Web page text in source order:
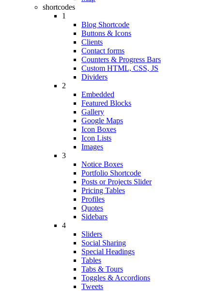
shortcodes
1
Blog Shortcode
Buttons & Icons
Clients
Contact forms
Counters & Progress Bars
Custom HTML, CSS, JS
Dividers
2
Embedded
Featured Blocks
Gallery
Google Maps
Icon Boxes
Icon Lists
Images
3
Notice Boxes
Portfolio Shortcode
Posts or Projects Slider
Pricing Tables
Profiles
Quotes
Sidebars
4
Sliders
Social Sharing
Special Headings
Tables
Tabs & Tours
Toggles & Accordions
Tweets